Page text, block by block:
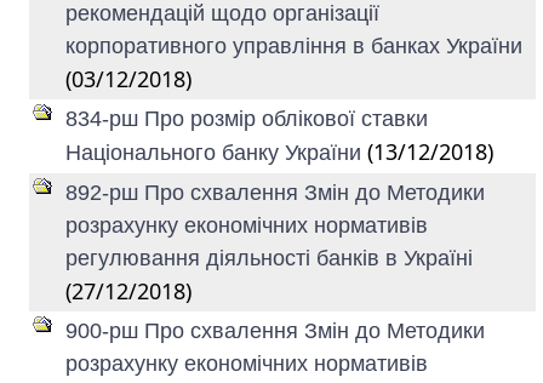
рекомендацій щодо організації
корпоративного управління в банках України
(03/12/2018)
834-рш Про розмір облікової ставки
Національного банку України (13/12/2018)
892-рш Про схвалення Змін до Методики
розрахунку економічних нормативів
регулювання діяльності банків в Україні
(27/12/2018)
900-рш Про схвалення Змін до Методики
розрахунку економічних нормативів